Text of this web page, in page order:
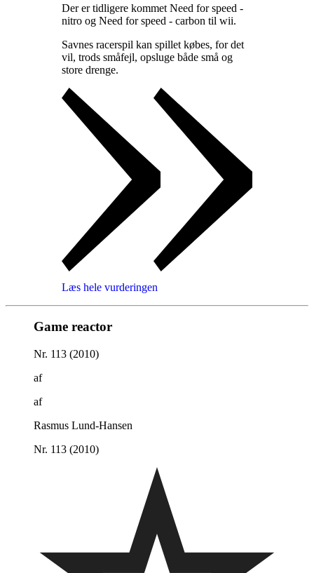
Der er tidligere kommet Need for speed -
nitro og Need for speed - carbon til wii.
Savnes racerspil kan spillet købes, for det
vil, trods småfejl, opsluge både små og
store drenge.
Læs hele vurderingen
Game reactor
Nr. 113 (2010)
af
af
Rasmus Lund-Hansen
Nr. 113 (2010)